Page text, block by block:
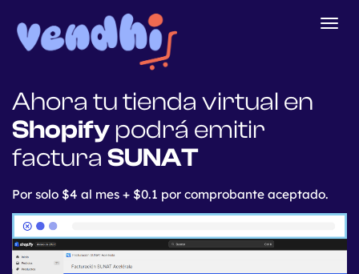
Ahora tu tienda virtual en
Shopify podrá emitir
factura SUNAT
Por solo $4 al mes + $0.1 por comprobante aceptado.